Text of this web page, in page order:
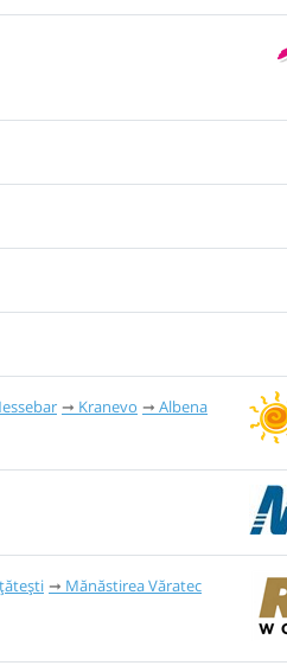
Kranevo
Albena
Mănăstirea Văratec